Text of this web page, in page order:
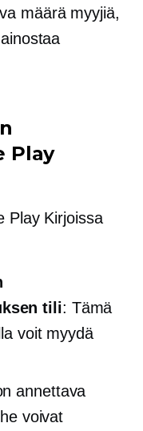
määrä myyjiä,
Play
Play Kirjoissa
tili: Tämä
voit myydä
annettava
voivat